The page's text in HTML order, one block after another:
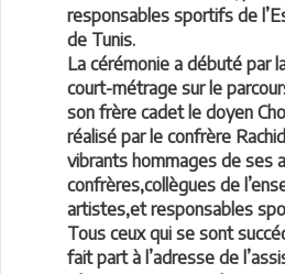
responsables sportifs de
de Tunis.
La cérémonie a débuté par
court-métrage sur le
son frère cadet le doyen
réalisé par le confrère
vibrants hommages de ses
confrères,collègues de
artistes,et responsables
Tous ceux qui se sont
fait part à l’adresse de